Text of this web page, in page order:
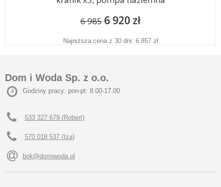
6 985 6 920 zł
Najniższa cena z 30 dni: 6 857 zł
Dom i Woda Sp. z o.o.
Godziny pracy: pon-pt: 8.00-17.00
533 327 679 (Robert)
570 018 537 (Iza)
bok@domiwoda.pl